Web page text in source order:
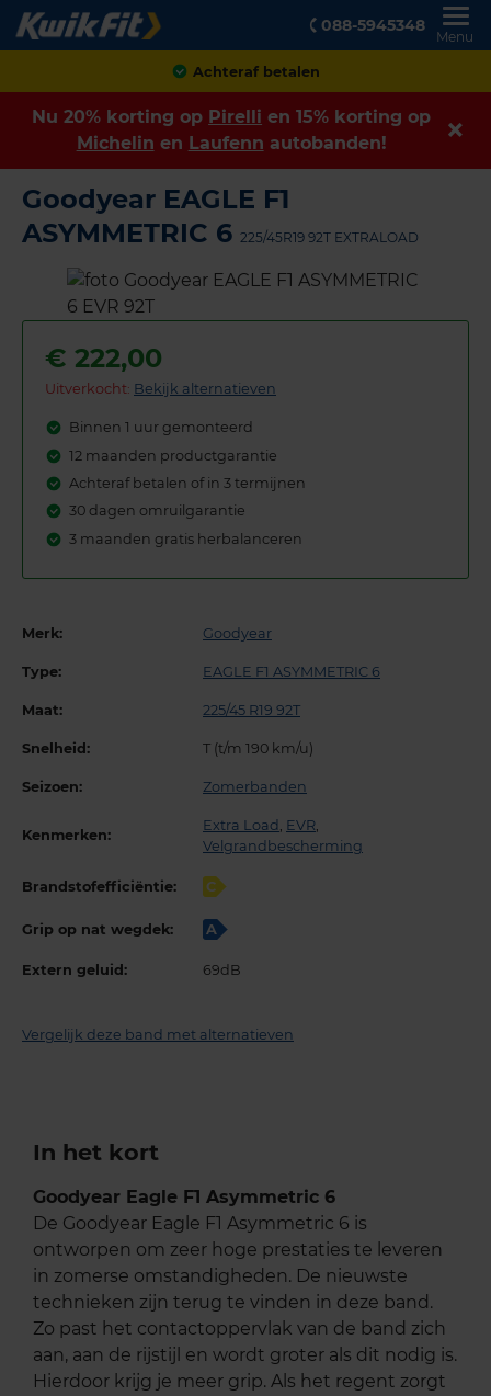
088-5945348
Menu
Achteraf betalen
Nu 20% korting op Pirelli en 15% korting op
Michelin en Laufenn autobanden!
Goodyear EAGLE F1
ASYMMETRIC 6 225/45R19 92T EXTRALOAD
€ 222,00
Uitverkocht: Bekijk alternatieven
Binnen 1 uur gemonteerd
12 maanden productgarantie
Achteraf betalen of in 3 termijnen
30 dagen omruilgarantie
3 maanden gratis herbalanceren
Merk: Goodyear
Type: EAGLE F1 ASYMMETRIC 6
Maat: 225/45 R19 92T
Snelheid: T (t/m 190 km/u)
Seizoen: Zomerbanden
Kenmerken:
Extra Load , EVR,
Velgrandbescherming
Brandstofefficiëntie: C
Grip op nat wegdek: A
Extern geluid: 69dB
Vergelijk deze band met alternatieven
In het kort
Goodyear Eagle F1 Asymmetric 6
De Goodyear Eagle F1 Asymmetric 6 is
ontworpen om zeer hoge prestaties te leveren
in zomerse omstandigheden. De nieuwste
technieken zijn terug te vinden in deze band.
Zo past het contactoppervlak van de band zich
aan, aan de rijstijl en wordt groter als dit nodig is.
Hierdoor krijg je meer grip. Als het regent zorgt